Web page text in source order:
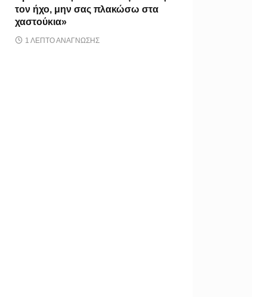
τον ήχο, μην σας πλακώσω στα
χαστούκια»
1 ΛΕΠΤΌ ΑΝΆΓΝΩΣΗΣ